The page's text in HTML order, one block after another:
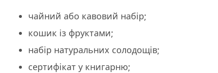
чайний або кавовий набір;
кошик із фруктами;
набір натуральних солодощів;
сертифікат у книгарню;